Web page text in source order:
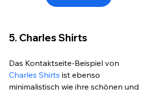
5. Charles Shirts
Das Kontaktseite-Beispiel von
Charles Shirts ist ebenso
minimalistisch wie ihre schönen und